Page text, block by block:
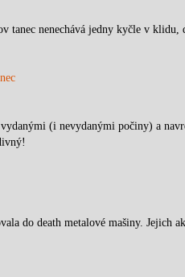
tanec nenechává jedny kyčle v klidu,
(i nevydanými počiny) a
do death metalové mašiny. Jejich